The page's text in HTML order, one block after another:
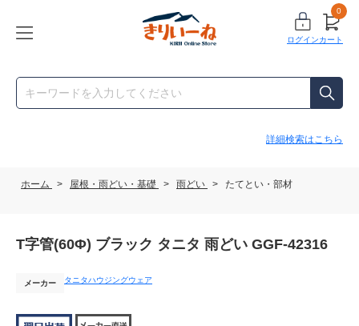
ログイン
0
カート
詳細検索はこちら
ホーム > 屋根・雨どい・基礎 > 雨どい > たてとい・部材
T字管(60Φ) ブラック タニタ 雨どい GGF-42316
メーカー タニタハウジングウェア